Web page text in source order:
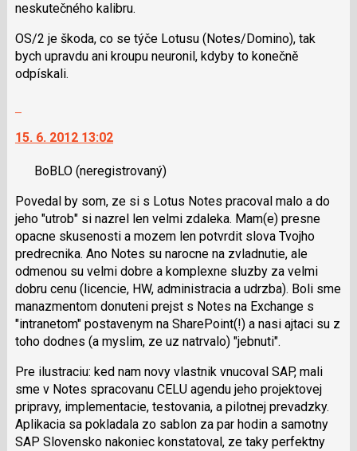
neskutečného kalibru.
OS/2 je škoda, co se týče Lotusu (Notes/Domino), tak
bych upravdu ani kroupu neuronil, kdyby to konečně
odpískali.
další
názor.
navigaci
lze
použít
i
klávesy
N
pro
následující
a
P
pro
předchozí
nový
názor
15. 6. 2012 13:02
BoBLO (neregistrovaný)
Povedal by som, ze si s Lotus Notes pracoval malo a do
jeho "utrob" si nazrel len velmi zdaleka. Mam(e) presne
opacne skusenosti a mozem len potvrdit slova Tvojho
predrecnika. Ano Notes su narocne na zvladnutie, ale
odmenou su velmi dobre a komplexne sluzby za velmi
dobru cenu (licencie, HW, administracia a udrzba). Boli sme
manazmentom donuteni prejst s Notes na Exchange s
"intranetom" postavenym na SharePoint(!) a nasi ajtaci su z
toho dodnes (a myslim, ze uz natrvalo) "jebnuti".
Pre ilustraciu: ked nam novy vlastnik vnucoval SAP, mali
sme v Notes spracovanu CELU agendu jeho projektovej
pripravy, implementacie, testovania, a pilotnej prevadzky.
Aplikacia sa pokladala zo sablon za par hodin a samotny
SAP Slovensko nakoniec konstatoval, ze taky perfektny